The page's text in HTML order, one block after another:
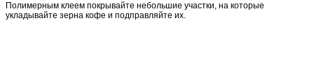
Полимерным клеем покрывайте небольшие участки, на которые
укладывайте зерна кофе и подправляйте их.